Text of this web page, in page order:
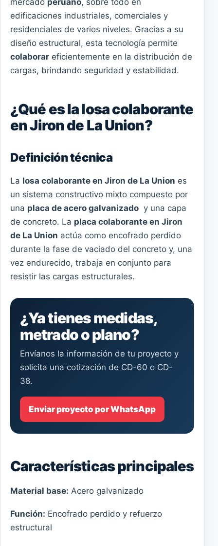
mercado peruano, sobre todo en
edificaciones industriales, comerciales y
residenciales de varios niveles. Gracias a su
diseño estructural, esta tecnología permite
colaborar eficientemente en la distribución de
cargas, brindando seguridad y estabilidad.
¿Qué es la losa colaborante
en Jiron de La Union?
Definición técnica
La losa colaborante en Jiron de La Union es
un sistema constructivo mixto compuesto por
una placa de acero galvanizado y una capa
de concreto. La placa colaborante en Jiron
de La Union actúa como encofrado perdido
durante la fase de vaciado del concreto y, una
vez endurecido, trabaja en conjunto para
resistir las cargas estructurales.
¿Ya tienes medidas,
metrado o plano?
Envíanos la información de tu proyecto y
solicita una cotización de CD-60 o CD-
38.
Enviar proyecto por WhatsApp
Características principales
Material base: Acero galvanizado
Función: Encofrado perdido y refuerzo
estructural